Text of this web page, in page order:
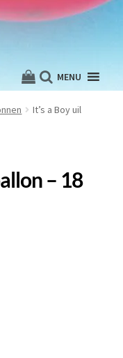
MENU
It’s a Boy uil
– 18